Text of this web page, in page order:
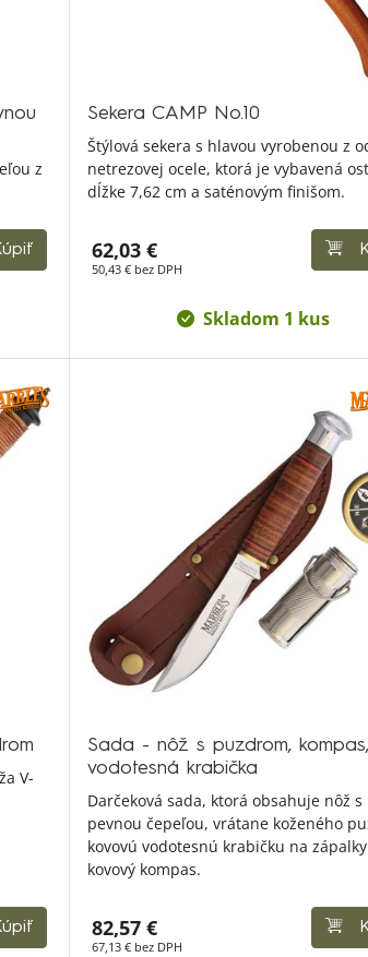
z
Sekera CAMP No.10
Štýlová sekera s hlavou vyrobenou z
netrezovej ocele, ktorá je vybavená
dĺžke 7,62 cm a saténovým finišom.
62,03 €
50,43 € bez DPH
Skladom 1 kus
V-
Sada - nôž s puzdrom, kompas,
vodotesná krabička
Darčeková sada, ktorá obsahuje nôž s
pevnou čepeľou, vrátane koženého
kovovú vodotesnú krabičku na
kovový kompas.
82,57 €
67,13 € bez DPH